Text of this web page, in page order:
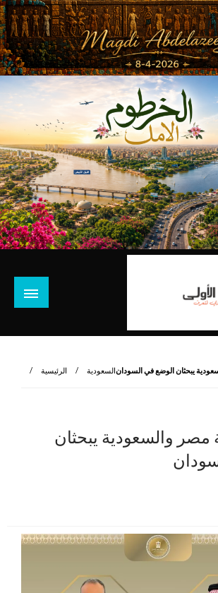
الرئيسية السعوديةيبحثان الوضع في السودان
مصر والسعودية يبحثان